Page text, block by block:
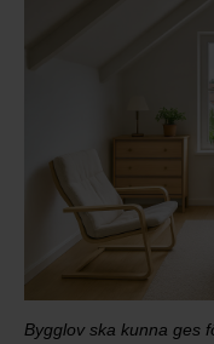
Bygglov ska kunna ges